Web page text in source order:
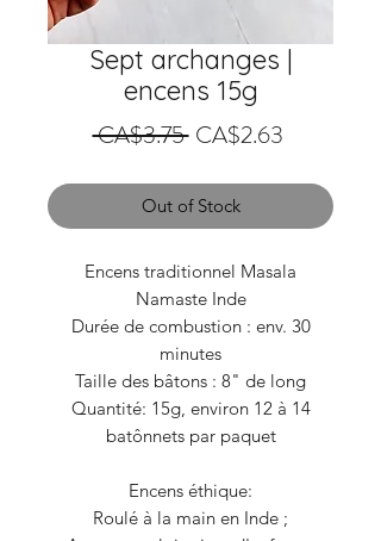
Sept archanges |
encens 15g
CA$3.75 Regular
CA$2.63Sale
Out of Stock
Encens traditionnel Masala
Namaste Inde
Durée de combustion : env. 30
minutes
Taille des bâtons : 8" de long
Quantité: 15g, environ 12 à 14
batônnets par paquet
Encens éthique:
Roulé à la main en Inde ;